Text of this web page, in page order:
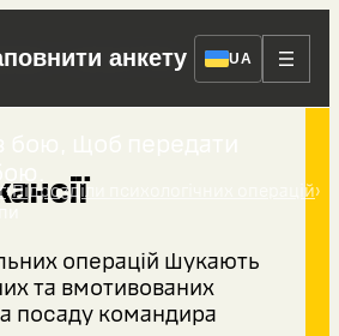
анкету UA
›Підрозділи психологічних операцій›
групи
бою, щоб передати
операцій шукають
та вмотивованих
посаду командира